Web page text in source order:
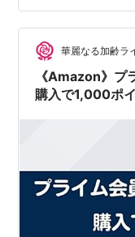
Amazonで2,000円
ページ上に「クリ
かることがあり…
華麗なる加齢ラ
《Amazon》
購入で1,000ポ